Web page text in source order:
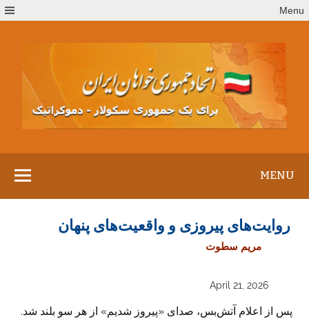
to
Menu
MENU
روایت‌های پیروزی و واقعیت‌های پنهان
مریم سطوت
April 21, 2026
پس از اعلام آتش‌بس، صدای «پیروز شدیم» از هر سو بلند شد.